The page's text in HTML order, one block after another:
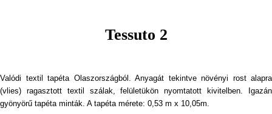
Tessuto 2
Valódi textil tapéta Olaszországból. Anyagát tekintve növényi rost alapra
(vlies) ragasztott textil szálak, felületükön nyomtatott kivitelben. Igazán
gyönyörű tapéta minták. A tapéta mérete: 0,53 m x 10,05m.